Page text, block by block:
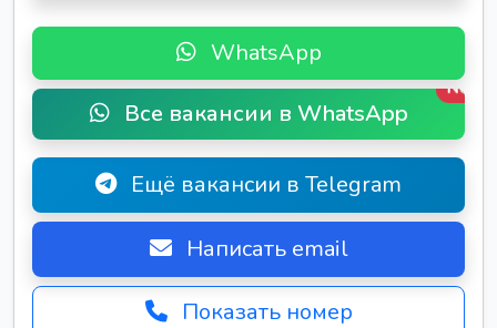
WhatsApp
Все вакансии в WhatsApp
New
Ещё вакансии в Telegram
Написать email
Показать номер